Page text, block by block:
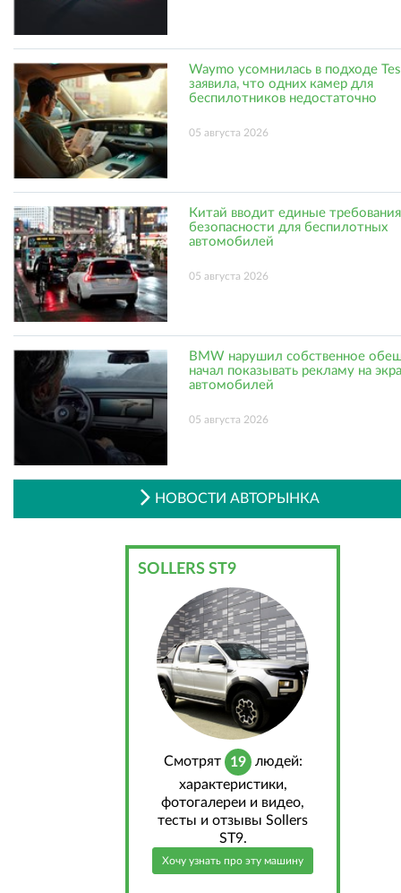
Waymo усомнилась в подходе
заявила, что одних камер для
беспилотников недостаточно
05 августа 2026
Китай вводит единые требования
безопасности для беспилотных
автомобилей
05 августа 2026
BMW нарушил собственное
начал показывать рекламу на
автомобилей
05 августа 2026
НОВОСТИ АВТОРЫНКА
SOLLERS ST9
Cмотрят 19 людей:
характеристики,
фотогалереи и видео,
тесты и отзывы Sollers
ST9.
Хочу узнать про эту машину